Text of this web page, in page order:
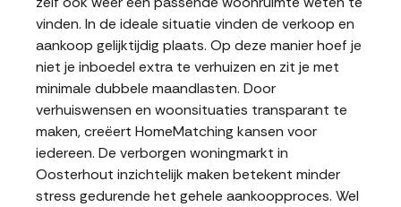
vinden. In de ideale situatie vinden de verkoop en
aankoop gelijktijdig plaats. Op deze manier hoef je
niet je inboedel extra te verhuizen en zit je met
minimale dubbele maandlasten. Door
verhuiswensen en woonsituaties transparant te
maken, creëert HomeMatching kansen voor
iedereen. De verborgen woningmarkt in
Oosterhout inzichtelijk maken betekent minder
stress gedurende het gehele aankoopproces. Wel